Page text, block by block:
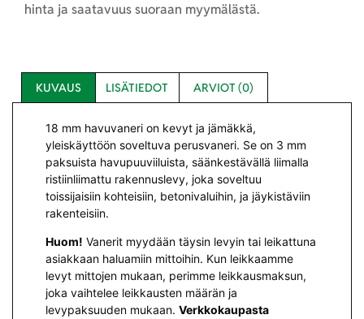
hinta ja saatavuus suoraan myymälästä.
KUVAUS LISÄTIEDOT ARVIOT (0)
18 mm havuvaneri on kevyt ja jämäkkä,
yleiskäyttöön soveltuva perusvaneri. Se on 3 mm
paksuista havupuuviiluista, säänkestävällä liimalla
ristiinliimattu rakennuslevy, joka soveltuu
toissijaisiin kohteisiin, betonivaluihin, ja jäykistäviin
rakenteisiin.
Huom! Vanerit myydään täysin levyin tai leikattuna
asiakkaan haluamiin mittoihin. Kun leikkaamme
levyt mittojen mukaan, perimme leikkausmaksun,
joka vaihtelee leikkausten määrän ja
levypaksuuden mukaan. Verkkokaupasta